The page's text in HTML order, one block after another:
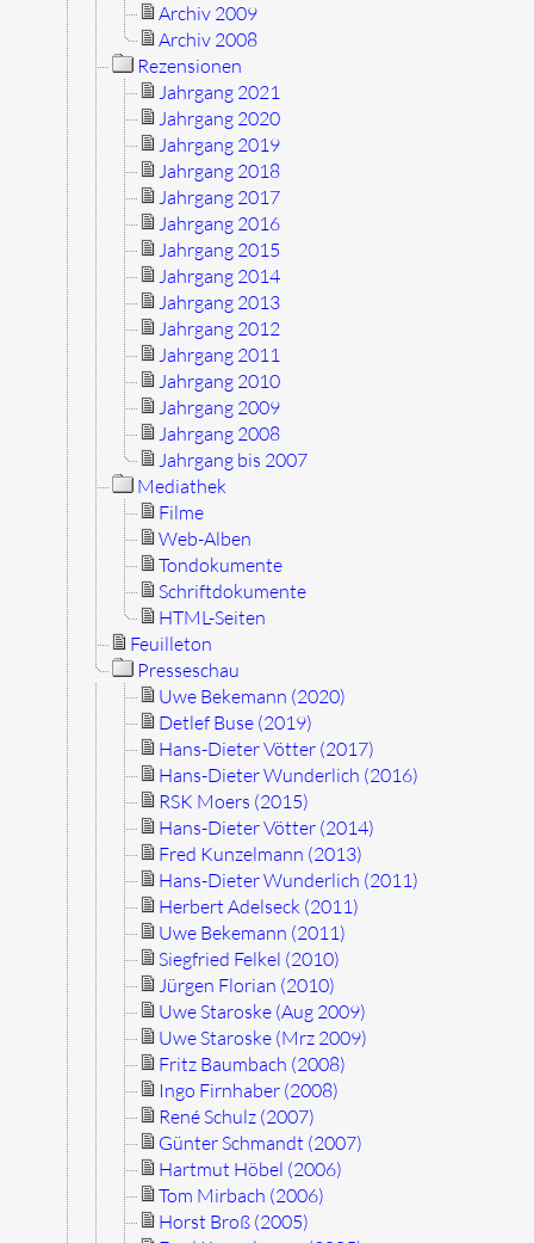
Archiv 2009
Archiv 2008
Rezensionen
Jahrgang 2021
Jahrgang 2020
Jahrgang 2019
Jahrgang 2018
Jahrgang 2017
Jahrgang 2016
Jahrgang 2015
Jahrgang 2014
Jahrgang 2013
Jahrgang 2012
Jahrgang 2011
Jahrgang 2010
Jahrgang 2009
Jahrgang 2008
Jahrgang bis 2007
Mediathek
Filme
Web-Alben
Tondokumente
Schriftdokumente
HTML-Seiten
Feuilleton
Presseschau
Uwe Bekemann (2020)
Detlef Buse (2019)
Hans-Dieter Vötter (2017)
Hans-Dieter Wunderlich (2016)
RSK Moers (2015)
Hans-Dieter Vötter (2014)
Fred Kunzelmann (2013)
Hans-Dieter Wunderlich (2011)
Herbert Adelseck (2011)
Uwe Bekemann (2011)
Siegfried Felkel (2010)
Jürgen Florian (2010)
Uwe Staroske (Aug 2009)
Uwe Staroske (Mrz 2009)
Fritz Baumbach (2008)
Ingo Firnhaber (2008)
René Schulz (2007)
Günter Schmandt (2007)
Hartmut Höbel (2006)
Tom Mirbach (2006)
Horst Broß (2005)